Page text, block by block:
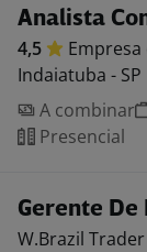
Analista
4,5 Empresa
Indaiatuba - SP
A combinar
Presencial
Gerente
W.Brazil Trader